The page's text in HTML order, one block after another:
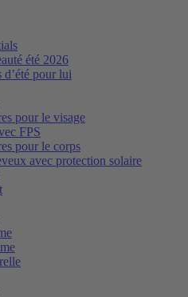
été 2026
d’été pour lui
pour le visage
FPS
pour le corps
avec protection solaire